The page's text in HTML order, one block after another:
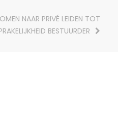
NAAR PRIVÉ LEIDEN TOT
BESTUURDER